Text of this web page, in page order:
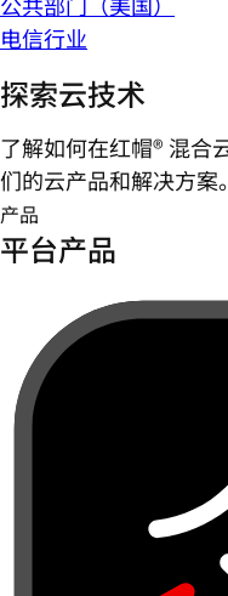
电信行业
探索云技术
了解如何在红帽® 混合
们的云产品和解决方案。
产品
平台产品